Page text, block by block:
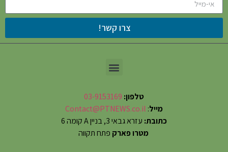
צרו קשר!
טלפון: 03-9153169
מייל:
Contact@PTNEWS.co.il
כתובת: עזרא גבאי 3, בניין A קומה 6
מטרו פארק פתח תקווה